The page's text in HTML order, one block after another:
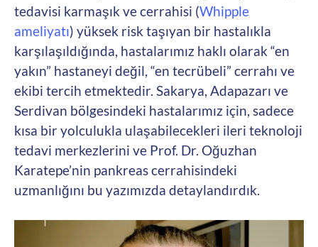
tedavisi karmaşık ve cerrahisi (Whipple
ameliyatı) yüksek risk taşıyan bir hastalıkla
karşılaşıldığında, hastalarımız haklı olarak “en
yakın” hastaneyi değil, “en tecrübeli” cerrahı ve
ekibi tercih etmektedir. Sakarya, Adapazarı ve
Serdivan bölgesindeki hastalarımız için, sadece
kısa bir yolculukla ulaşabilecekleri ileri teknoloji
tedavi merkezlerini ve Prof. Dr. Oğuzhan
Karatepe’nin pankreas cerrahisindeki
uzmanlığını bu yazımızda detaylandırdık.